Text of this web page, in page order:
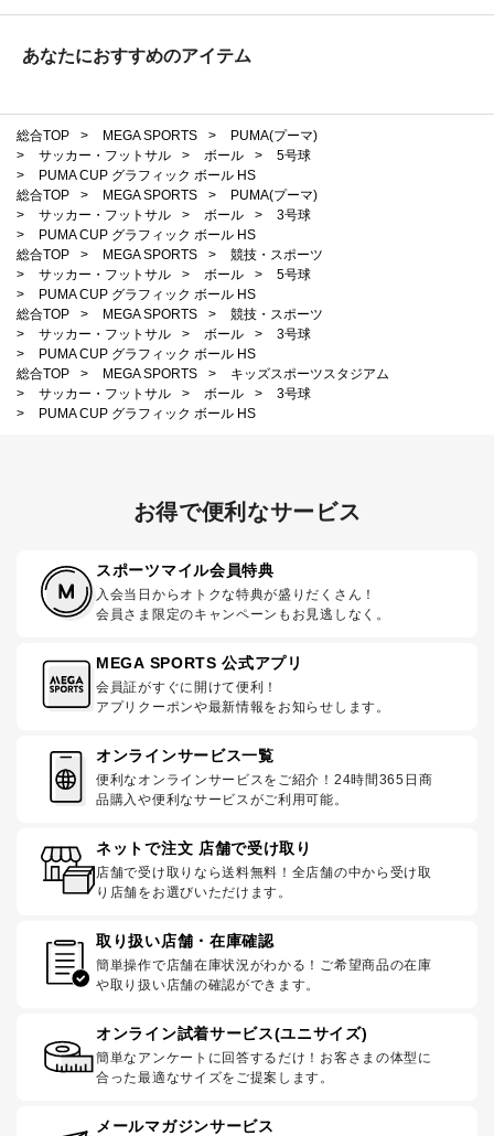
あなたにおすすめのアイテム
総合TOP > MEGA SPORTS >
PUMA(プーマ)
>
サッカー・フットサル > ボール >
5号球
>
PUMA CUP グラフィック ボール HS
総合TOP
> MEGA SPORTS >
PUMA(プーマ)
>
サッカー・フットサル > ボール >
3号球
>
PUMA CUP グラフィック ボール HS
総合TOP
> MEGA SPORTS >
競技・スポーツ
>
サッカー・フットサル > ボール >
5号球
>
PUMA CUP グラフィック ボール HS
総合TOP
> MEGA SPORTS >
競技・スポーツ
>
サッカー・フットサル > ボール >
3号球
>
PUMA CUP グラフィック ボール HS
総合TOP
> MEGA SPORTS >
キッズスポーツスタジアム
>
サッカー・フットサル > ボール >
3号球
>
PUMA CUP グラフィック ボール HS
お得で便利なサービス
スポーツマイル会員特典
入会当日からオトクな特典が盛りだくさん！
会員さま限定のキャンペーンもお見逃しなく。
MEGA SPORTS 公式アプリ
会員証がすぐに開けて便利！
アプリクーポンや最新情報をお知らせします。
オンラインサービス一覧
便利なオンラインサービスをご紹介！24時間365日商
品購入や便利なサービスがご利用可能。
ネットで注文 店舗で受け取り
店舗で受け取りなら送料無料！全店舗の中から受け取
り店舗をお選びいただけます。
取り扱い店舗・在庫確認
簡単操作で店舗在庫状況がわかる！ご希望商品の在庫
や取り扱い店舗の確認ができます。
オンライン試着サービス(ユニサイズ)
簡単なアンケートに回答するだけ！お客さまの体型に
合った最適なサイズをご提案します。
メールマガジンサービス